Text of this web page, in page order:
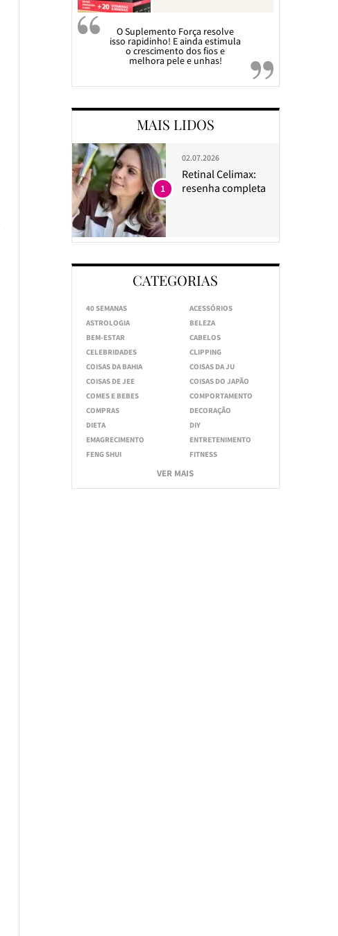
O Suplemento Força resolve
isso rapidinho! E ainda estimula
o crescimento dos fios e
melhora pele e unhas!
MAIS LIDOS
02.07.2026
Retinal Celimax:
resenha completa
1
CATEGORIAS
40 SEMANAS
ACESSÓRIOS
ASTROLOGIA
BELEZA
BEM-ESTAR
CABELOS
CELEBRIDADES
CLIPPING
COISAS DA BAHIA
COISAS DA JU
COISAS DE JEE
COISAS DO JAPÃO
COMES E BEBES
COMPORTAMENTO
COMPRAS
DECORAÇÃO
DIETA
DIY
EMAGRECIMENTO
ENTRETENIMENTO
FENG SHUI
FITNESS
VER MAIS